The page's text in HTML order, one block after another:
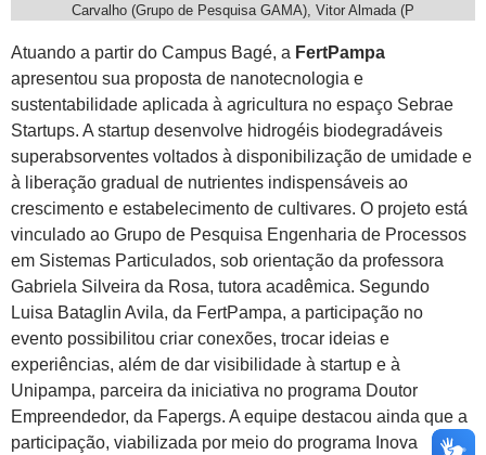
Carvalho (Grupo de Pesquisa GAMA), Vitor Almada (P
Atuando a partir do Campus Bagé, a FertPampa
apresentou sua proposta de nanotecnologia e
sustentabilidade aplicada à agricultura no espaço Sebrae
Startups. A startup desenvolve hidrogéis biodegradáveis
superabsorventes voltados à disponibilização de umidade e
à liberação gradual de nutrientes indispensáveis ao
crescimento e estabelecimento de cultivares. O projeto está
vinculado ao Grupo de Pesquisa Engenharia de Processos
em Sistemas Particulados, sob orientação da professora
Gabriela Silveira da Rosa, tutora acadêmica. Segundo
Luisa Bataglin Avila, da FertPampa, a participação no
evento possibilitou criar conexões, trocar ideias e
experiências, além de dar visibilidade à startup e à
Unipampa, parceira da iniciativa no programa Doutor
Empreendedor, da Fapergs. A equipe destacou ainda que a
participação, viabilizada por meio do programa Inova